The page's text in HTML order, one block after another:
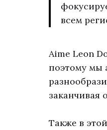
всем
Aime Leon
поэтому мы
заканчивая
Также в